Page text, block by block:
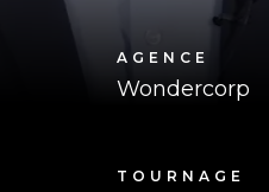
AGENCE
Wondercorp
TOURNAGE